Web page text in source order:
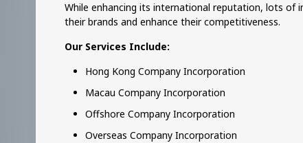
While enhancing its international reputation, lots of
their brands and enhance their competitiveness.
Our Services Include:
Hong Kong Company Incorporation
Macau Company Incorporation
Offshore Company Incorporation
Overseas Company Incorporation